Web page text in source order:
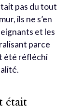
pas du tout
ils ne s’en
et les
parce
été réfléchi
était